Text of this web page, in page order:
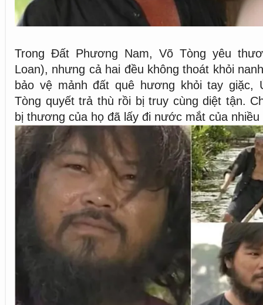
Trong Đất Phương Nam, Võ Tòng yêu
Loan), nhưng cả hai đều không thoát khỏi
bảo vệ mảnh đất quê hương khỏi tay giặc,
Tòng quyết trả thù rồi bị truy cùng diệt tận.
bị thương của họ đã lấy đi nước mắt của